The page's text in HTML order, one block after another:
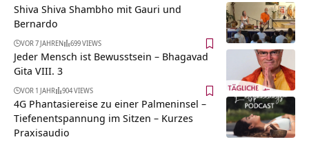
Shiva Shiva Shambho mit Gauri und
Bernardo
VOR 7 JAHREN 699 VIEWS
Jeder Mensch ist Bewusstsein – Bhagavad
Gita VIII. 3
VOR 1 JAHR 904 VIEWS
4G Phantasiereise zu einer Palmeninsel –
Tiefenentspannung im Sitzen – Kurzes
Praxisaudio